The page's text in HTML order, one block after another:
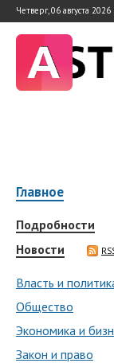
Четверг, 06 августа
Главное
Подробности
Новости
Власть и
Общество
Экономика и
Закон и право